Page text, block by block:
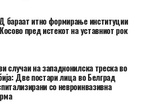
бараат итно формирање институции
пред истекот на уставниот рок
случаи на западнонилска треска во
Две постари лица во Белград
со невроинвазивна